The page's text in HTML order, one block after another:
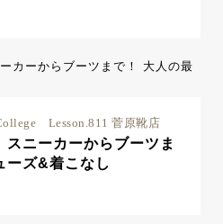
Lesson.811 菅原靴店
スニーカーからブーツま
ーズ&着こなし